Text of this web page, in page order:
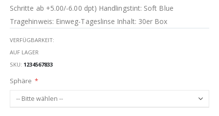
Schritte ab +5.00/-6.00 dpt) Handlingstint: Soft Blue
Tragehinweis: Einweg-Tageslinse Inhalt: 30er Box
VERFÜGBARKEIT:
AUF LAGER
SKU 1234567833
Sphäre